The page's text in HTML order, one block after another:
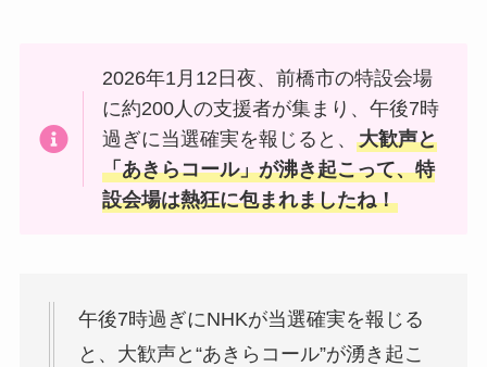
2026年1月12日夜、前橋市の特設会場
に約200人の支援者が集まり、午後7時
過ぎに当選確実を報じると、大歓声と
「あきらコール」が沸き起こって、特
設会場は熱狂に包まれましたね！
午後7時過ぎにNHKが当選確実を報じる
と、大歓声と“あきらコール”が湧き起こ